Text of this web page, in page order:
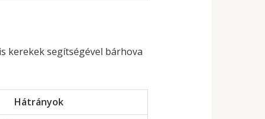
kerekek segítségével bárhova
Hátrányok